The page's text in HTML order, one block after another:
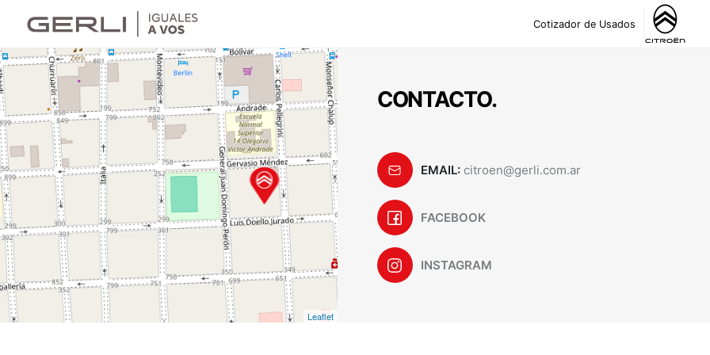
Cotizador de Usados
Leaflet
CONTACTO.
EMAIL: citroen@gerli.com.ar
FACEBOOK
INSTAGRAM